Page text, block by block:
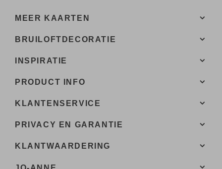
MEER KAARTEN
BRUILOFTDECORATIE
INSPIRATIE
PRODUCT INFO
KLANTENSERVICE
PRIVACY EN GARANTIE
KLANTWAARDERING